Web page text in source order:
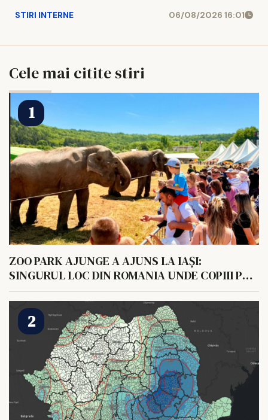
STIRI INTERNE 06/08/2026 16:01
Cele mai citite stiri
ZOO PARK AJUNGE A AJUNS LA IAȘI:
SINGURUL LOC DIN ROMANIA UNDE COPIII POT
HRANI UN ELEFANT